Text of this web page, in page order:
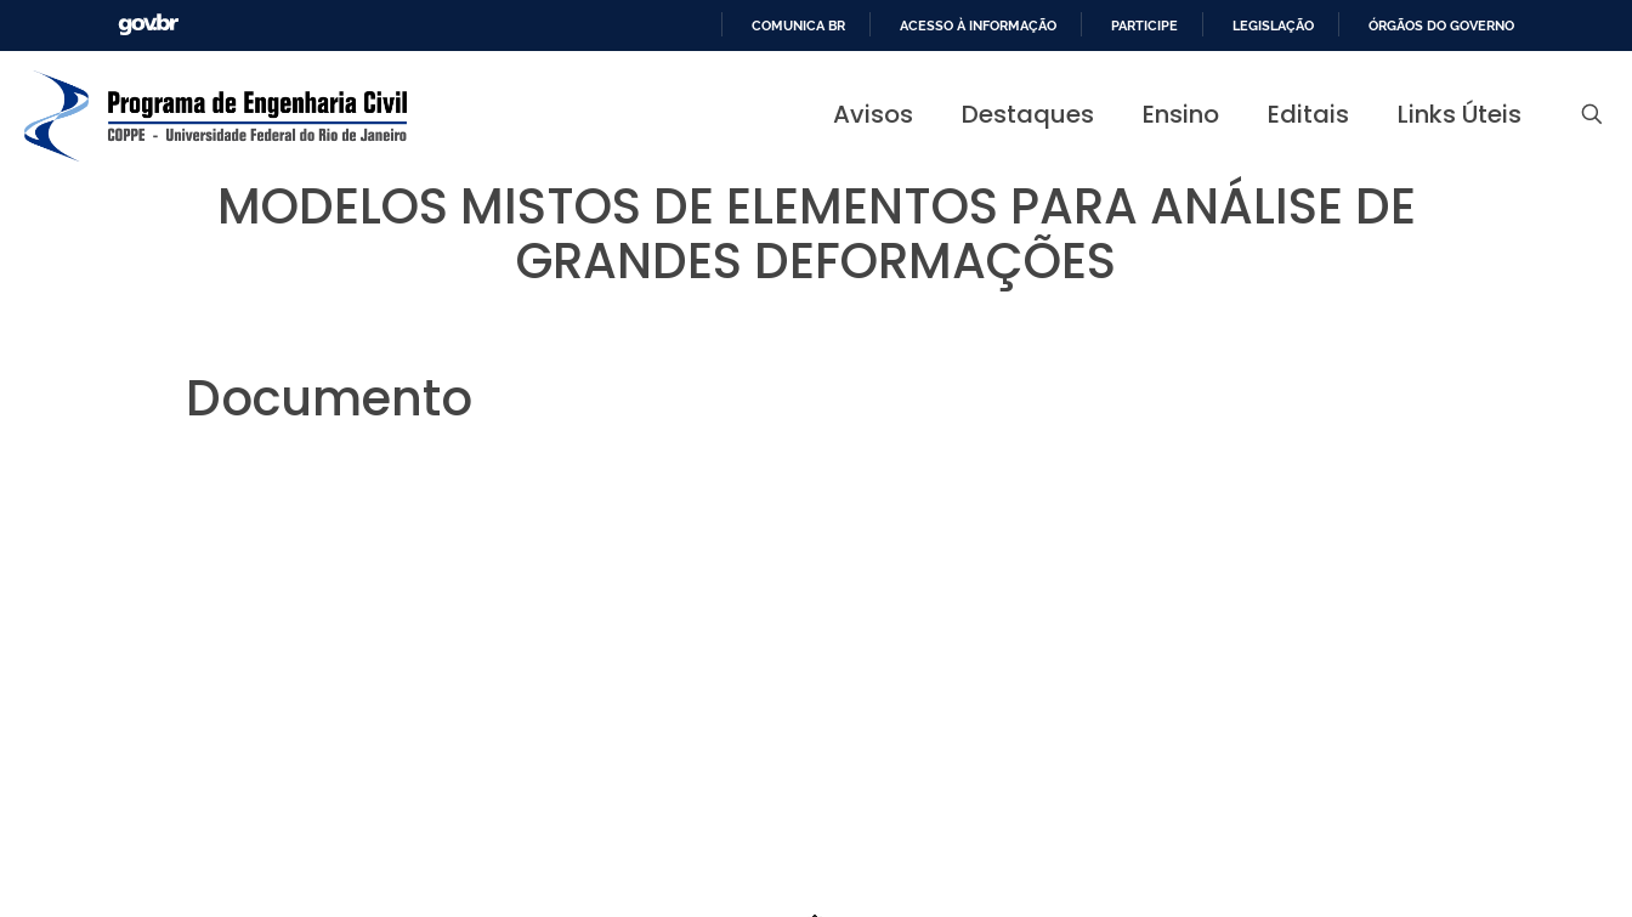
PARA
COMUNICA BR ACESSO À INFORMAÇÃO PARTICIPE LEGISLAÇÃO ÓRGÃOS DO GOVERNO
Avisos Destaques Ensino Editais Links Úteis
MODELOS MISTOS DE ELEMENTOS PARA ANÁLISE DE
GRANDES DEFORMAÇÕES
Documento